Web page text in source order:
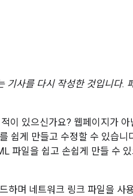
기사를 다시 작성한 것입니다.
이 있으신가요? 웹페이지가
쉽게 만들고 수정할 수 있습
파일을 쉽고 손쉽게 만들 수
하며 네트워크 링크 파일을 사